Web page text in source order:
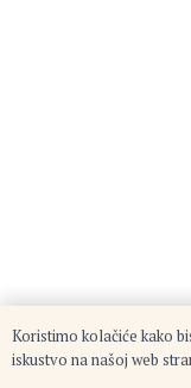
Koristimo kolačiće kako
iskustvo na našoj web